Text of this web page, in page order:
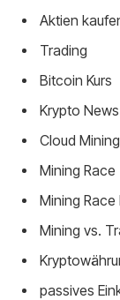
Aktien
Trading
Bitcoin Kurs
Krypto News
Cloud Mining
Mining Race
Mining Race
Mining vs.
passives